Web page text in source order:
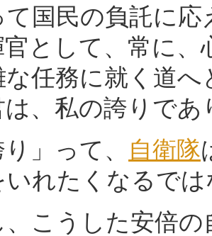
国民の負託に
として、常に
な任務に就く道
は、私の誇りで
り」って、
自衛隊
いれたくなるで
こうした安倍の